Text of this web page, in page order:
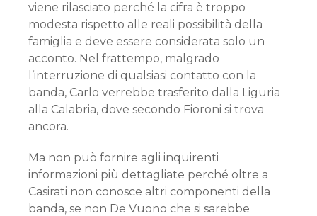
viene rilasciato perché la cifra è troppo
modesta rispetto alle reali possibilità della
famiglia e deve essere considerata solo un
acconto. Nel frattempo, malgrado
l’interruzione di qualsiasi contatto con la
banda, Carlo verrebbe trasferito dalla Liguria
alla Calabria, dove secondo Fioroni si trova
ancora.
Ma non può fornire agli inquirenti
informazioni più dettagliate perché oltre a
Casirati non conosce altri componenti della
banda, se non De Vuono che si sarebbe